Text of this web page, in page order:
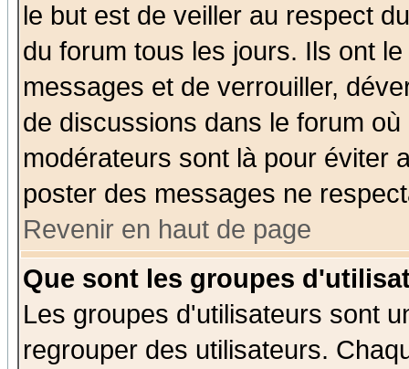
le but est de veiller au respect
du forum tous les jours. Ils ont
messages et de verrouiller,
de discussions dans le forum
modérateurs sont là pour éviter
poster des messages ne
Revenir en haut de page
Que sont les groupes
Les groupes d'utilisateurs sont
regrouper des utilisateurs.